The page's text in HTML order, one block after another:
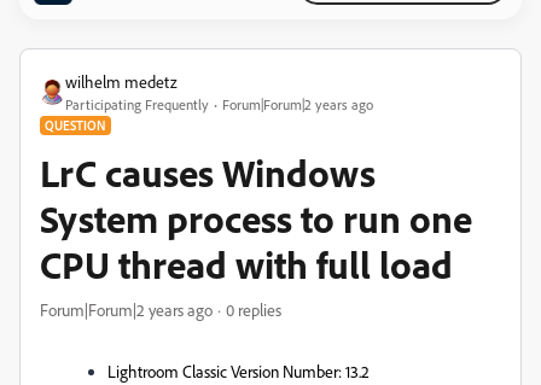
wilhelm medetz
Participating Frequently Forum|Forum|2 years ago
QUESTION
LrC causes Windows
System process to run one
CPU thread with full load
Forum|Forum|2 years ago 0 replies
Lightroom Classic Version Number: 13.2